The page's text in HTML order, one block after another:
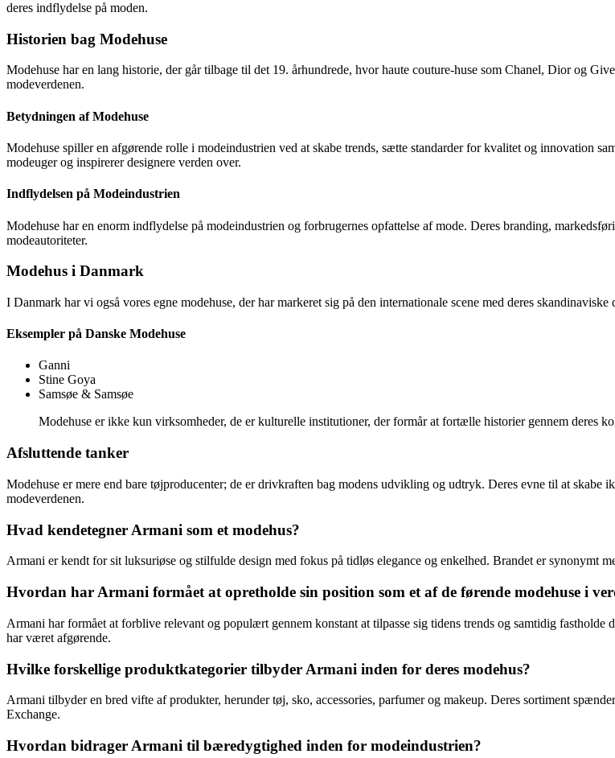
deres indflydelse på moden.
Historien bag Modehuse
Modehuse har en lang historie, der går tilbage til det 19. århundrede, hvor haute couture-huse som Chanel, Dior og
modeverdenen.
Betydningen af Modehuse
Modehuse spiller en afgørende rolle i modeindustrien ved at skabe trends, sætte standarder for kvalitet og innovation
modeuger og inspirerer designere verden over.
Indflydelsen på Modeindustrien
Modehuse har en enorm indflydelse på modeindustrien og forbrugernes opfattelse af mode. Deres branding,
modeautoriteter.
Modehus i Danmark
I Danmark har vi også vores egne modehuse, der har markeret sig på den internationale scene med deres
Eksempler på Danske Modehuse
Ganni
Stine Goya
Samsøe & Samsøe
Modehuse er ikke kun virksomheder, de er kulturelle institutioner, der formår at fortælle historier gennem deres
Afsluttende tanker
Modehuse er mere end bare tøjproducenter; de er drivkraften bag modens udvikling og udtryk. Deres evne til at
modeverdenen.
Hvad kendetegner Armani som et modehus?
Armani er kendt for sit luksuriøse og stilfulde design med fokus på tidløs elegance og enkelhed. Brandet er synonymt
Hvordan har Armani formået at opretholde sin position som et af de førende modehuse i
Armani har formået at forblive relevant og populært gennem konstant at tilpasse sig tidens trends og samtidig
har været afgørende.
Hvilke forskellige produktkategorier tilbyder Armani inden for deres modehus?
Armani tilbyder en bred vifte af produkter, herunder tøj, sko, accessories, parfumer og makeup. Deres sortiment
Exchange.
Hvordan bidrager Armani til bæredygtighed inden for modeindustrien?